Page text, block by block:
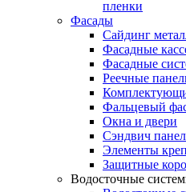
пленки
Фасады
Сайдинг
Фасадные
Фасадные
Реечные
Фальцевый
Окна и двери
Сэндвич
Элементы
Защитные
Водосточные